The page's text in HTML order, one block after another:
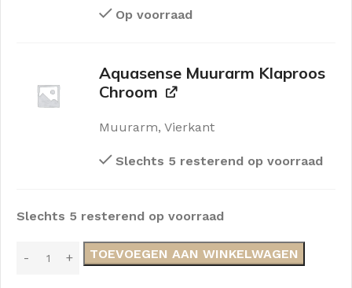
Op voorraad
Aquasense Muurarm Klaproos
Chroom
Muurarm, Vierkant
Slechts 5 resterend op voorraad
Slechts 5 resterend op voorraad
TOEVOEGEN AAN WINKELWAGEN